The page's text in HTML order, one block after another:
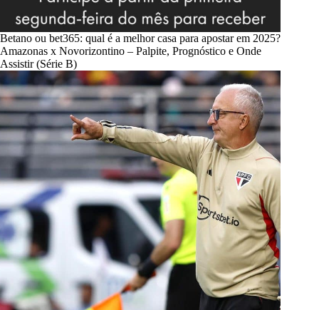
Betano ou bet365: qual é a melhor casa para apostar em 2025?
Amazonas x Novorizontino – Palpite, Prognóstico e Onde
Assistir (Série B)